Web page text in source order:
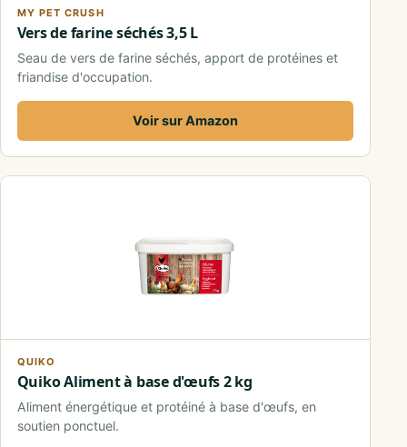
MY PET CRUSH
Vers de farine séchés 3,5 L
Seau de vers de farine séchés, apport de protéines et
friandise d'occupation.
Voir sur Amazon
QUIKO
Quiko Aliment à base d'œufs 2 kg
Aliment énergétique et protéiné à base d'œufs, en
soutien ponctuel.